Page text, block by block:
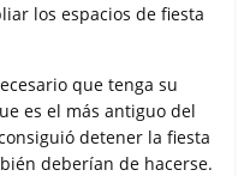
los espacios de fiesta
que tenga su
es el más antiguo del
detener la fiesta
deberían de hacerse.